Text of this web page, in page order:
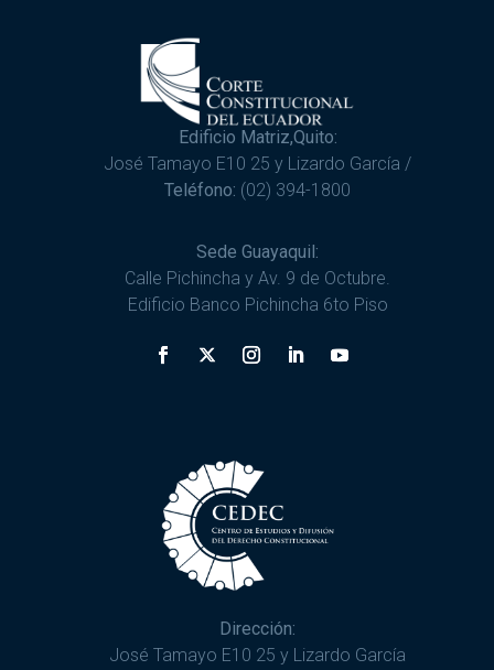
Edificio Matriz,Quito:
José Tamayo E10 25 y Lizardo García /
Teléfono: (02) 394-1800
Sede Guayaquil:
Calle Pichincha y Av. 9 de Octubre.
Edificio Banco Pichincha 6to Piso
Dirección:
José Tamayo E10 25 y Lizardo García